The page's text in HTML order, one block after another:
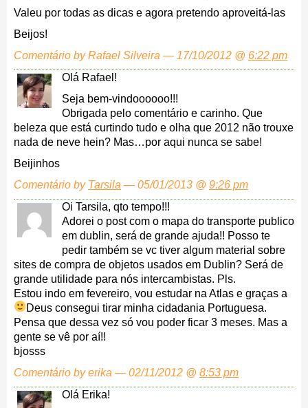
Valeu por todas as dicas e agora pretendo aproveitá-las
Beijos!
Comentário by Rafael Silveira — 17/10/2012 @ 6:22 pm
Olá Rafael!
Seja bem-vindoooooo!!!
Obrigada pelo comentário e carinho. Que
beleza que está curtindo tudo e olha que 2012 não trouxe
nada de neve hein? Mas…por aqui nunca se sabe!
Beijinhos
Comentário by Tarsila — 05/01/2013 @ 9:26 pm
Oi Tarsila, qto tempo!!!
Adorei o post com o mapa do transporte publico
em dublin, será de grande ajuda!! Posso te
pedir também se vc tiver algum material sobre
sites de compra de objetos usados em Dublin? Será de
grande utilidade para nós intercambistas. Pls.
Estou indo em fevereiro, vou estudar na Atlas e graças a
Deus consegui tirar minha cidadania Portuguesa.
Pensa que dessa vez só vou poder ficar 3 meses. Mas a
gente se vê por aí!!
bjosss
Comentário by erika — 02/11/2012 @ 8:53 pm
Olá Erika!